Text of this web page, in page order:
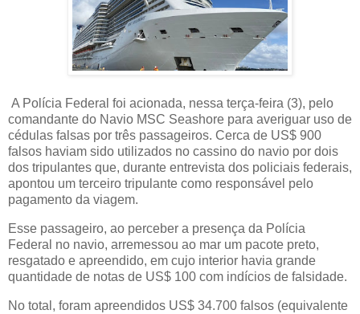
A Polícia Federal foi acionada, nessa terça-feira (3), pelo
comandante do Navio MSC Seashore para averiguar uso de
cédulas falsas por três passageiros. Cerca de US$ 900
falsos haviam sido utilizados no cassino do navio por dois
dos tripulantes que, durante entrevista dos policiais federais,
apontou um terceiro tripulante como responsável pelo
pagamento da viagem.
Esse passageiro, ao perceber a presença da Polícia
Federal no navio, arremessou ao mar um pacote preto,
resgatado e apreendido, em cujo interior havia grande
quantidade de notas de US$ 100 com indícios de falsidade.
No total, foram apreendidos US$ 34.700 falsos (equivalente